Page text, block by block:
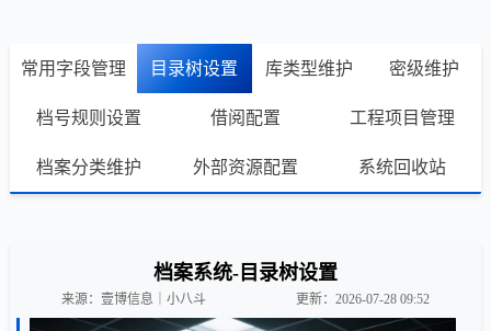
常用字段管理 目录树设置 库类型维护 密级维护
档号规则设置 借阅配置 工程项目管理
档案分类维护 外部资源配置 系统回收站
档案系统-目录树设置
来源：壹博信息｜小八斗 更新：2026-07-28 09:52